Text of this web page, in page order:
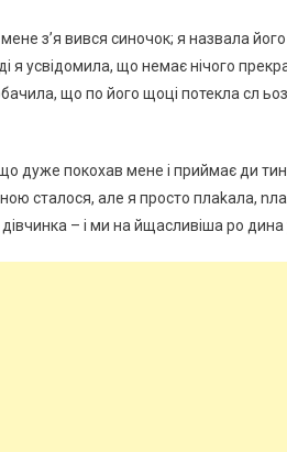
з’я вився синочок; я назвала
я усвідомила, що немає нічого
що по його щоці потекла сл
дуже покохав мене і приймає ди
сталося, але я просто плаkала,
– і ми на йщасливіша ро дина у